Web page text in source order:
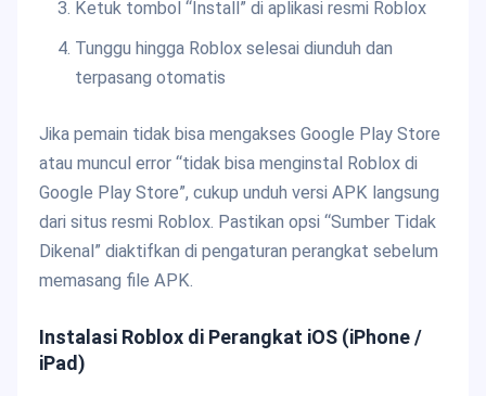
Ketuk tombol “Install” di aplikasi resmi Roblox
Tunggu hingga Roblox selesai diunduh dan
terpasang otomatis
Jika pemain tidak bisa mengakses Google Play Store
atau muncul error “tidak bisa menginstal Roblox di
Google Play Store”, cukup unduh versi APK langsung
dari situs resmi Roblox. Pastikan opsi “Sumber Tidak
Dikenal” diaktifkan di pengaturan perangkat sebelum
memasang file APK.
Instalasi Roblox di Perangkat iOS (iPhone /
iPad)